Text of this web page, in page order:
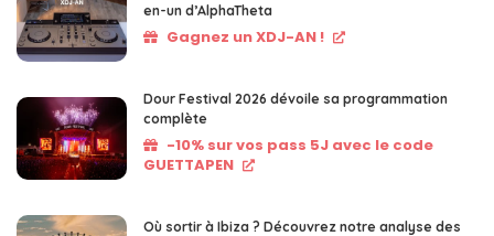
en-un d’AlphaTheta
Gagnez un XDJ-AN !
Dour Festival 2026 dévoile sa programmation
complète
-10% sur vos pass 5J avec le code
GUETTAPEN
Où sortir à Ibiza ? Découvrez notre analyse des